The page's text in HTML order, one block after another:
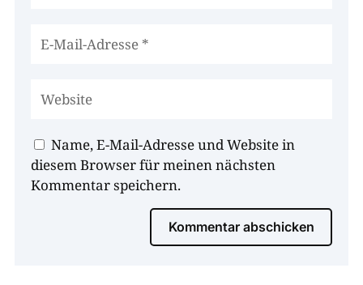
Name, E-Mail-Adresse und Website in
diesem Browser für meinen nächsten
Kommentar speichern.
Kommentar abschicken